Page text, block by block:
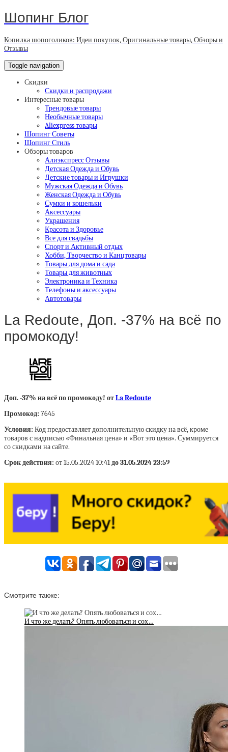
Шопинг Блог
Копилка шопоголиков: Идеи покупок, Оригинальные товары, Обзоры и
Отзывы
Toggle navigation
Скидки
Скидки и распродажи
Интересные товары
Трендовые товары
Необычные товары
Aliexpress товары
Шопинг Советы
Шопинг Стиль
Обзоры товаров
Алиэкспресс Отзывы
Детская Одежда и Обувь
Детские товары и Игрушки
Мужская Одежда и Обувь
Женская Одежда и Обувь
Сумки и кошельки
Аксессуары
Украшения
Красота и Здоровье
Все для свадьбы
Спорт и Активный отдых
Хобби, Творчество и Канцтовары
Товары для дома и сада
Товары для животных
Электроника и Техника
Телефоны и аксессуары
Автотовары
La Redoute, Доп. -37% на всё по
промокоду!
Доп. -37% на всё по промокоду! отLa Redoute
Промокод: 7645
Условия: Код предоставляет дополнительную скидку на всё, кроме
товаров с надписью «Финальная цена» и «Вот это цена». Суммируется
со скидками на сайте.
Срок действия: от 15.05.2024 10:41до 31.05.2024 23:59
Смотрите также:
И что же делать? Опять любоваться и сох…